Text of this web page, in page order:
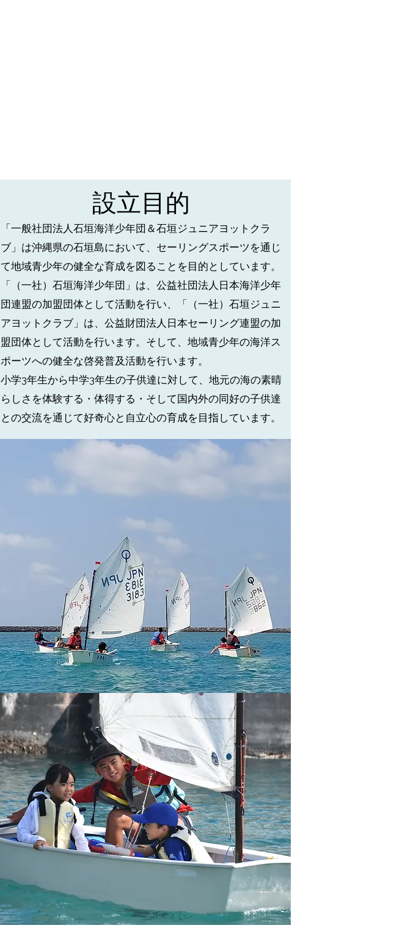
​設立目的
「一般社団法人石垣海洋少年団＆石垣ジュニアヨットクラ
ブ」は沖縄県の石垣島において、セーリングスポーツを通じ
て地域青少年の健全な育成を図ることを目的としています。
「（一社）石垣海洋少年団」は、 公益社団法人日本海洋少年
団連盟の加盟団体として活動を行い、「（一社）石垣ジュニ
アヨットクラブ」は、公益財団法人日本セーリング連盟の加
盟団体として活動を行います。そして、地域青少年の海洋ス
ポーツへの健全な啓発普及活動を行います。
小学3年生から中学3年生の子供達に対して、地元の海の素晴
らしさを体験する・体得する・そして国内外の同好の子供達
との交流を通じて好奇心と自立心の育成を目指しています。